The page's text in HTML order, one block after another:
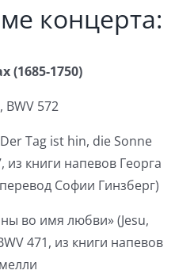
концерта:
(1685-1750)
572
Tag ist hin, die Sonne
из книги напевов Георга
Софии Гинзберг)
во имя любви» (Jesu,
471, из книги напевов